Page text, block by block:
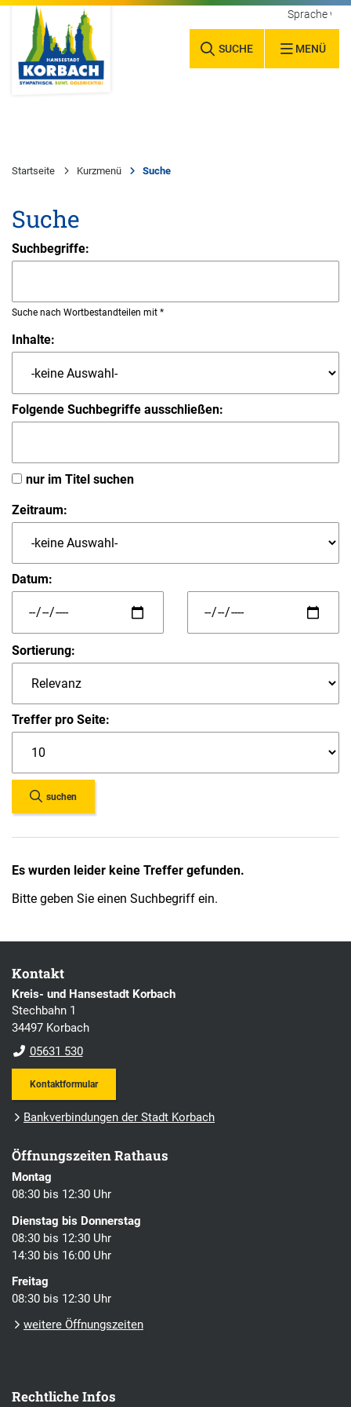
SUCHE MENÜ
Sprache
Startseite Kurzmenü Suche
Suche
Suchbegriffe:
Suche nach Wortbestandteilen mit *
Inhalte:
Folgende Suchbegriffe ausschließen:
nur im Titel suchen
Zeitraum:
Datum:
Sortierung:
Treffer pro Seite:
suchen
Es wurden leider keine Treffer gefunden.
Bitte geben Sie einen Suchbegriff ein.
Kontakt
Kreis- und Hansestadt Korbach
Stechbahn 1
34497 Korbach
05631 530
Kontaktformular
Bankverbindungen der Stadt Korbach
Öffnungszeiten Rathaus
Montag
08:30 bis 12:30 Uhr
Dienstag bis Donnerstag
08:30 bis 12:30 Uhr
14:30 bis 16:00 Uhr
Freitag
08:30 bis 12:30 Uhr
weitere Öffnungszeiten
Rechtliche Infos